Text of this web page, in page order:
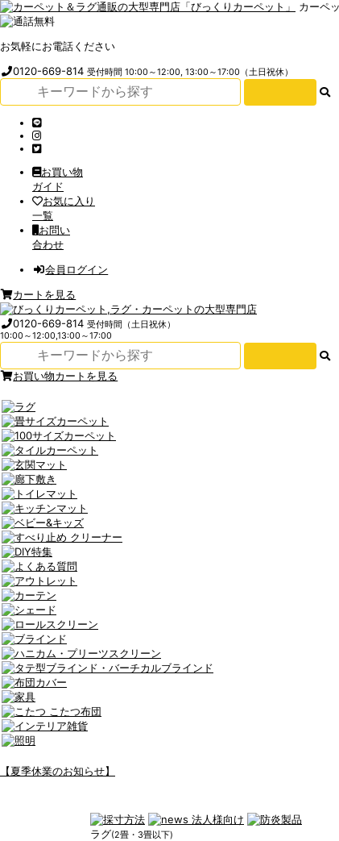
カーペ
お気軽にお電話ください
0120-669-814受付時間 10:00～12:00, 13:00～17:00（土日祝休）
お買い物
ガイド
お気に入り
一覧
お問い
合わせ
会員ログイン
カートを見る
0120-669-814受付時間（土日祝休）
10:00～12:00,13:00～17:00
お買い物カートを見る
【夏季休業のお知らせ】
ラグ(2畳・3畳以下)